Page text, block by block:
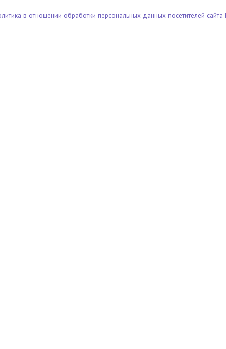
в отношении обработки персональных данных посетителей